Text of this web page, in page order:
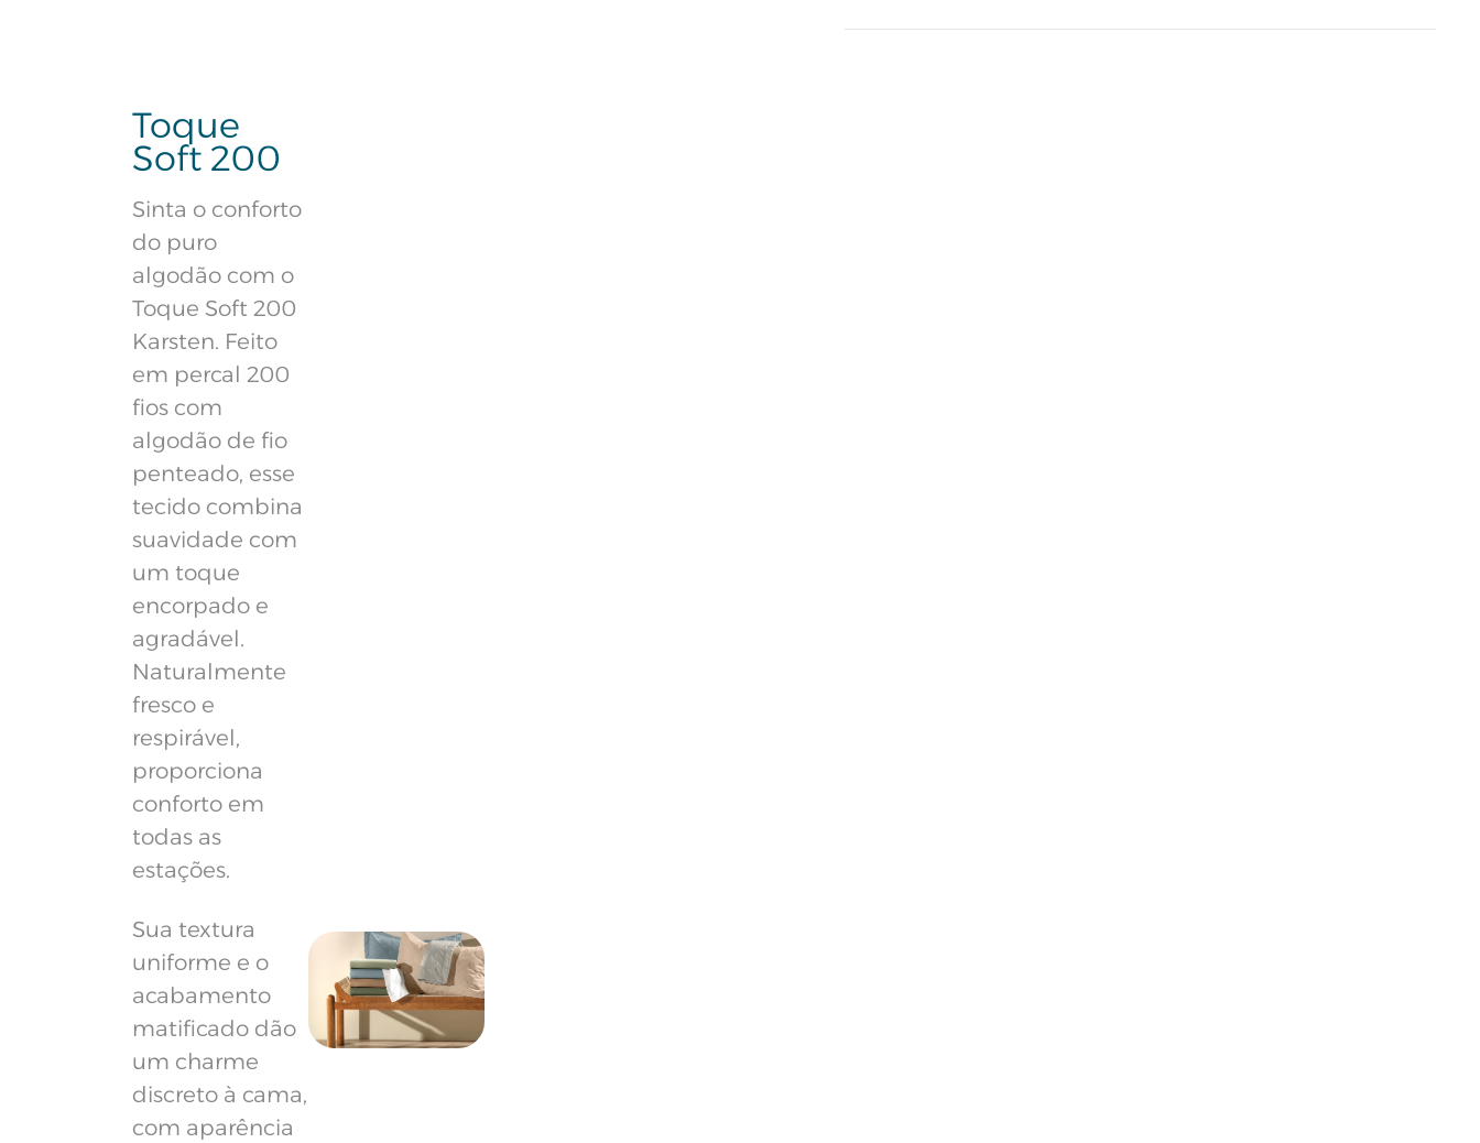
Toque
Soft 200
Sinta o conforto
do puro
algodão com o
Toque Soft 200
Karsten. Feito
em percal 200
fios com
algodão de fio
penteado, esse
tecido combina
suavidade com
um toque
encorpado e
agradável.
Naturalmente
fresco e
respirável,
proporciona
conforto em
todas as
estações.
Sua textura
uniforme e o
acabamento
matificado dão
um charme
discreto à cama,
com aparência